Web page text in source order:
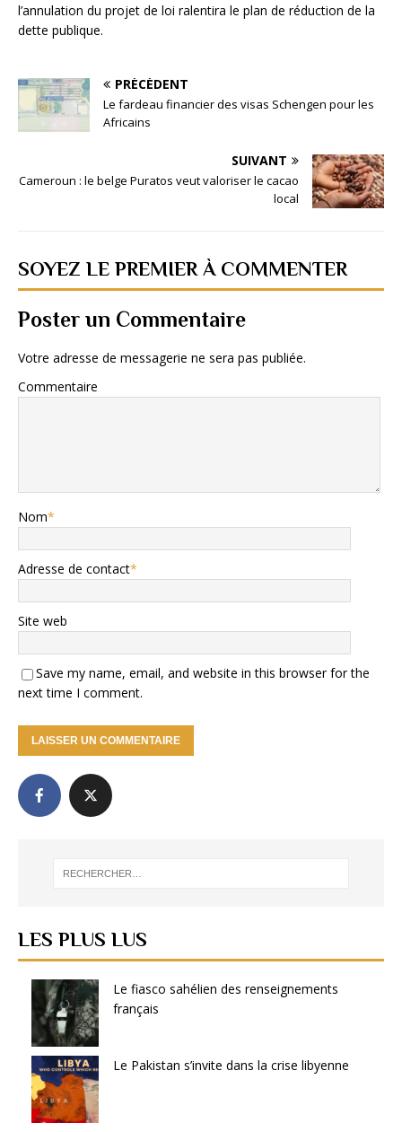
l’annulation du projet de loi ralentira le plan de réduction de la
dette publique.
PRÉCÉDENT
Le fardeau financier des visas Schengen pour les
Africains
SUIVANT
Cameroun : le belge Puratos veut valoriser le cacao
local
SOYEZ LE PREMIER À COMMENTER
Poster un Commentaire
Votre adresse de messagerie ne sera pas publiée.
Commentaire
Nom*
Adresse de contact*
Site web
Save my name, email, and website in this browser for the
next time I comment.
LES PLUS LUS
Le fiasco sahélien des renseignements
français
Le Pakistan s’invite dans la crise libyenne